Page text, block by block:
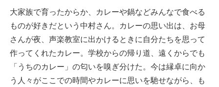
大家族で育ったからか、カレーや鍋などみんなで食べる
ものが好きだという中村さん。カレーの思い出は、お母
さんが夜、声楽教室に出かけるときに自分たちを思って
作ってくれたカレー。学校からの帰り道、遠くからでも
「うちのカレー」の匂いを嗅ぎ分けた。今は縁卓に向か
う人々がここでの時間やカレーに思いを馳せながら、も